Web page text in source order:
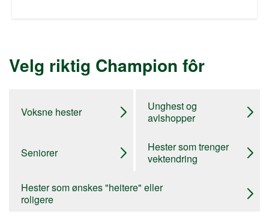
Velg riktig Champion fôr
Voksne hester
Unghest og
avlshopper
Seniorer
Hester som trenger
vektendring
Hester som ønskes "heitere" eller
roligere